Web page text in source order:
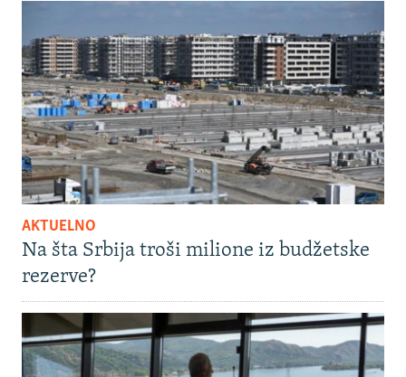
AKTUELNO
Na šta Srbija troši milione iz budžetske
rezerve?